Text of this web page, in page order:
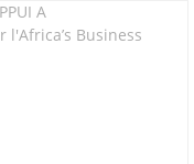
A
l'Africa’s Business